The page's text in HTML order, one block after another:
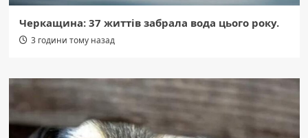
Черкащина: 37 життів забрала вода цього року.
3 години тому назад